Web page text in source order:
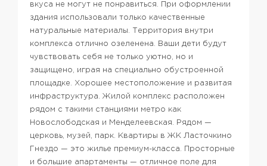
вкуса не могут не понравиться. При оформлении
здания использовали только качественные
натуральные материалы. Территория внутри
комплекса отлично озеленена. Ваши дети будут
чувствовать себя не только уютно, но и
защищено, играя на специально обустроенной
площадке.
Хорошее местоположение и развитая
инфраструктура. Жилой комплекс расположен
рядом с такими станциями метро как
Новослободская и Менделеевская. Рядом —
церковь, музей, парк.
Квартиры в ЖК Ласточкино
Гнездо — это жилье премиум-класса. Просторные
и большие апартаменты — отличное поле для